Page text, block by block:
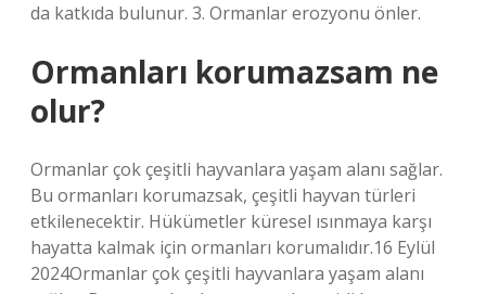
da katkıda bulunur. 3. Ormanlar erozyonu önler.
Ormanları korumazsam ne
olur?
Ormanlar çok çeşitli hayvanlara yaşam alanı sağlar.
Bu ormanları korumazsak, çeşitli hayvan türleri
etkilenecektir. Hükümetler küresel ısınmaya karşı
hayatta kalmak için ormanları korumalıdır.16 Eylül
2024Ormanlar çok çeşitli hayvanlara yaşam alanı